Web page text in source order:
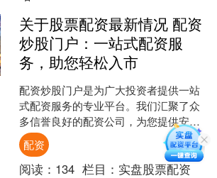
关于股票配资最新情况 配资
炒股门户：一站式配资服
务，助您轻松入市
配资炒股门户是为广大投资者提供一站
式配资服务的专业平台。我们汇聚了众
多信誉良好的配资公司，为您提供安
全、便捷、高效的配资服务，助您轻松
入市，把握投资良机。 * ....
配资
阅读： 134 栏目： 实盘股票配资